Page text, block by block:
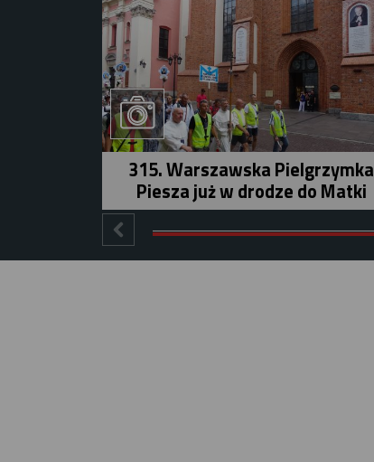
315. Warszawska Pielgrzymka
Piesza już w drodze do Matki